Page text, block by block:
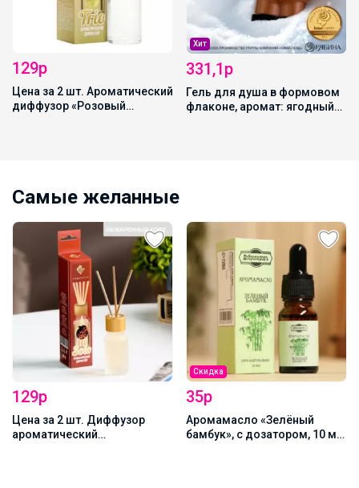
129р
Цена за 2 шт. Ароматический
диффузор «Розовый
Хит
331,1р
Гель для душа в формовом
флаконе, аромат: ягодный
Самые желанные
129р
Цена за 2 шт. Диффузор
ароматический
Скидка
35р
Аромамасло «Зелёный
бамбук», с дозатором, 10 мл